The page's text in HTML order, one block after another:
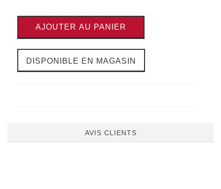
AJOUTER AU PANIER
DISPONIBLE EN MAGASIN
AVIS CLIENTS